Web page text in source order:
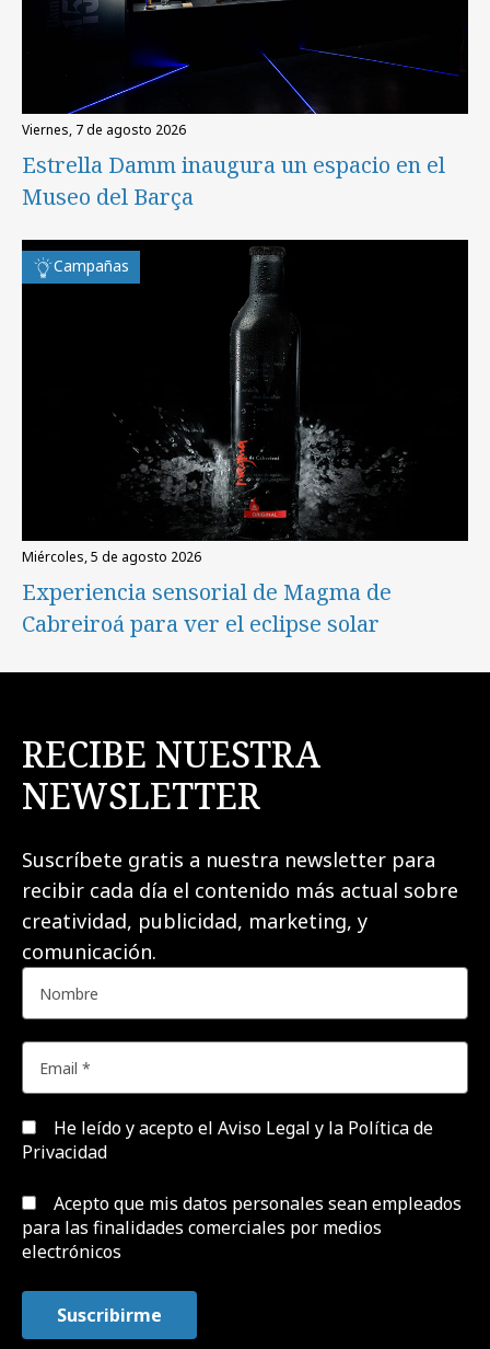
viernes, 7 de agosto 2026
Estrella Damm inaugura un espacio en el
Museo del Barça
Campañas
miércoles, 5 de agosto 2026
Experiencia sensorial de Magma de
Cabreiroá para ver el eclipse solar
RECIBE NUESTRA
NEWSLETTER
Suscríbete gratis a nuestra newsletter para
recibir cada día el contenido más actual sobre
creatividad, publicidad, marketing, y
comunicación.
He leído y acepto el Aviso Legal y la Política de
Privacidad
Acepto que mis datos personales sean empleados
para las finalidades comerciales por medios
electrónicos